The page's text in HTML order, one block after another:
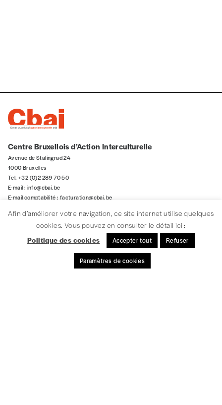
Centre Bruxellois d’Action Interculturelle
Avenue de Stalingrad 24
1000 Bruxelles
Tel. +32 (0)2 289 70 50
E-mail : info@cbai.be
E-mail comptabilité : facturation@cbai.be
Ouvert du lundi au vendredi de 9h à 13h et de 14h à 17h30.
Afin d’améliorer votre navigation, ce site internet utilise quelques
cookies. Vous pouvez en consulter le détail ici :
Politique des cookies
Accepter tout Refuser
Paramètres de cookies